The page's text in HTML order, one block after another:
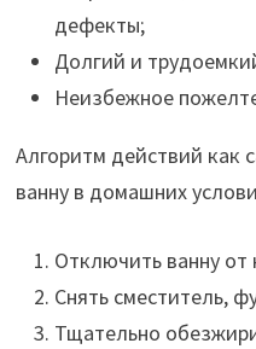
дефекты;
Долгий и
Неизбежное
Алгоритм действий как
ванну в домашних
Отключить ванну
Снять сместитель,
Тщательно